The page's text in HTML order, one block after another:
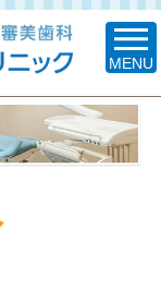
MENU